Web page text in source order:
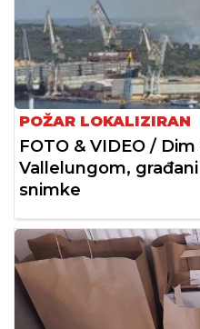
POŽAR LOKALIZIRAN
FOTO & VIDEO /
Vallelungom,
snimke